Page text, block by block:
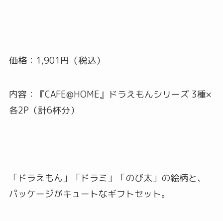
価格：1,901円（税込）
内容：『CAFE@HOME』ドラえもんシリーズ 3種×
各2P（計6杯分）
「ドラえもん」「ドラミ」「のび太」の絵柄と、
パッケージがキュートなギフトセット。